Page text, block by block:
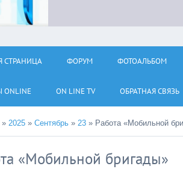
СТРАНИЦА ФОРУМ ФОТОАЛЬБОМ
ON LINE TV ОБРАТНАЯ СВЯЗЬ
» 2025 » Сентябрь » 23 » Работа «Мобильной
«Мобильной бригады»